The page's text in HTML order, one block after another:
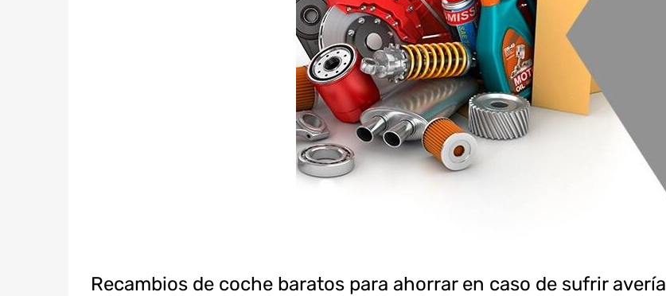
Recambios de coche baratos para ahorrar en caso de sufrir avería